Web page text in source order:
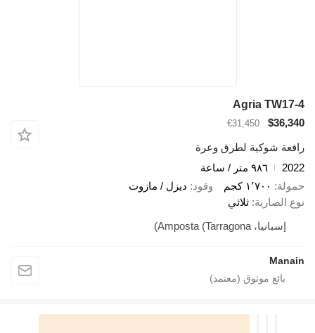
Agria TW17-4
$36,340
€31,450
رافعة شوكية لطرق وعرة
2022
٩٨٦ متر / ساعة
حمولة
١٬٧٠٠ كجم وقود ديزل / مازوت
نوع الصارية ثلاثي
إسبانيا، Amposta (Tarragona)
Manain